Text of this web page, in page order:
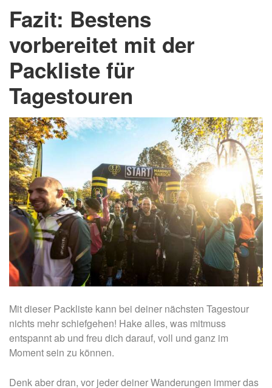
Fazit: Bestens
vorbereitet mit der
Packliste für
Tagestouren
Mit dieser Packliste kann bei deiner nächsten Tagestour
nichts mehr schiefgehen! Hake alles, was mitmuss
entspannt ab und freu dich darauf, voll und ganz im
Moment sein zu können.
Denk aber dran, vor jeder deiner Wanderungen immer das